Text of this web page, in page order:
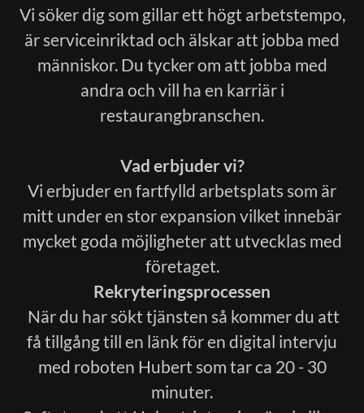
Vi söker dig som gillar ett högt arbetstempo,
är serviceinriktad och älskar att jobba med
människor. Du tycker om att jobba med
andra och vill ha en karriär i
restaurangbranschen.
Vad erbjuder vi?
Vi erbjuder en fartfylld arbetsplats som är
mitt under en stor expansion vilket innebär
mycket goda möjligheter att utvecklas med
företaget.
Rekryteringsprocessen
När du har sökt tjänsten så kommer du att
få tillgång till en länk för en digital intervju
med roboten Hubert som tar ca 20 - 30
minuter.